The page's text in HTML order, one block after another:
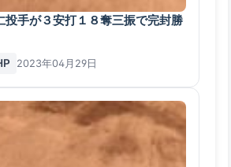
投手が３安打１８奪三振で完封勝
2023年04月29日